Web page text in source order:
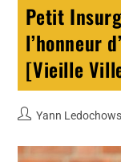
Petit
l’honneur
[Vieille
Yann